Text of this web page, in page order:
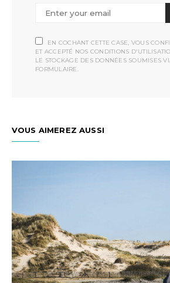
EN COCHANT CETTE CASE, VOUS
ET ACCEPTÉ NOS CONDITIONS
LE STOCKAGE DES DONNÉES SOUMISES
FORMULAIRE.
VOUS AIMEREZ AUSSI